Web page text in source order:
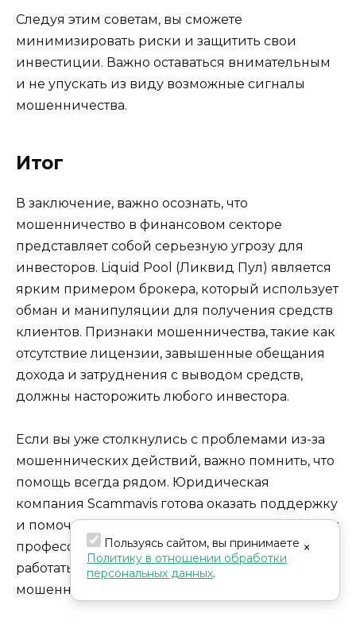
Следуя этим советам, вы сможете
минимизировать риски и защитить свои
инвестиции. Важно оставаться внимательным
и не упускать из виду возможные сигналы
мошенничества.
Итог
В заключение, важно осознать, что
мошенничество в финансовом секторе
представляет собой серьезную угрозу для
инвесторов. Liquid Pool (Ликвид Пул) является
ярким примером брокера, который использует
обман и манипуляции для получения средств
клиентов. Признаки мошенничества, такие как
отсутствие лицензии, завышенные обещания
дохода и затруднения с выводом средств,
должны насторожить любого инвестора.
Если вы уже столкнулись с проблемами из-за
мошеннических действий, важно помнить, что
помощь всегда рядом. Юридическая
компания Scammavis готова оказать поддержку
и помочь вам вернуть ваши средства. Их опыт и
профессионализм позволяют эффективно
работать с различными случаями финансового
мошенничества.
×
Пользуясь сайтом, вы принимаете
Политику в отношении обработки
персональных данных.